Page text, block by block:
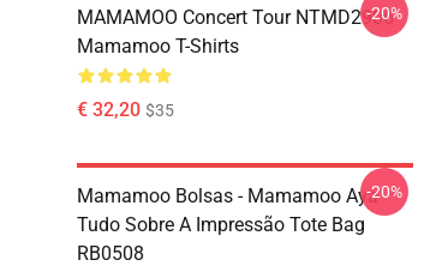
MAMAMOO Concert Tour NTMD2906
Mamamoo T-Shirts
€ 32,20 $35
-20%
Mamamoo Bolsas - Mamamoo Aya
Tudo Sobre A Impressão Tote Bag
RB0508
-20%